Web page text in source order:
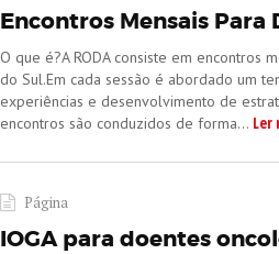
Encontros Mensais Para
​O que é?A RODA consiste em encontros
do Sul.Em cada sessão é abordado um
experiências e desenvolvimento de
encontros são conduzidos de forma... Ler
Página
IOGA para doentes